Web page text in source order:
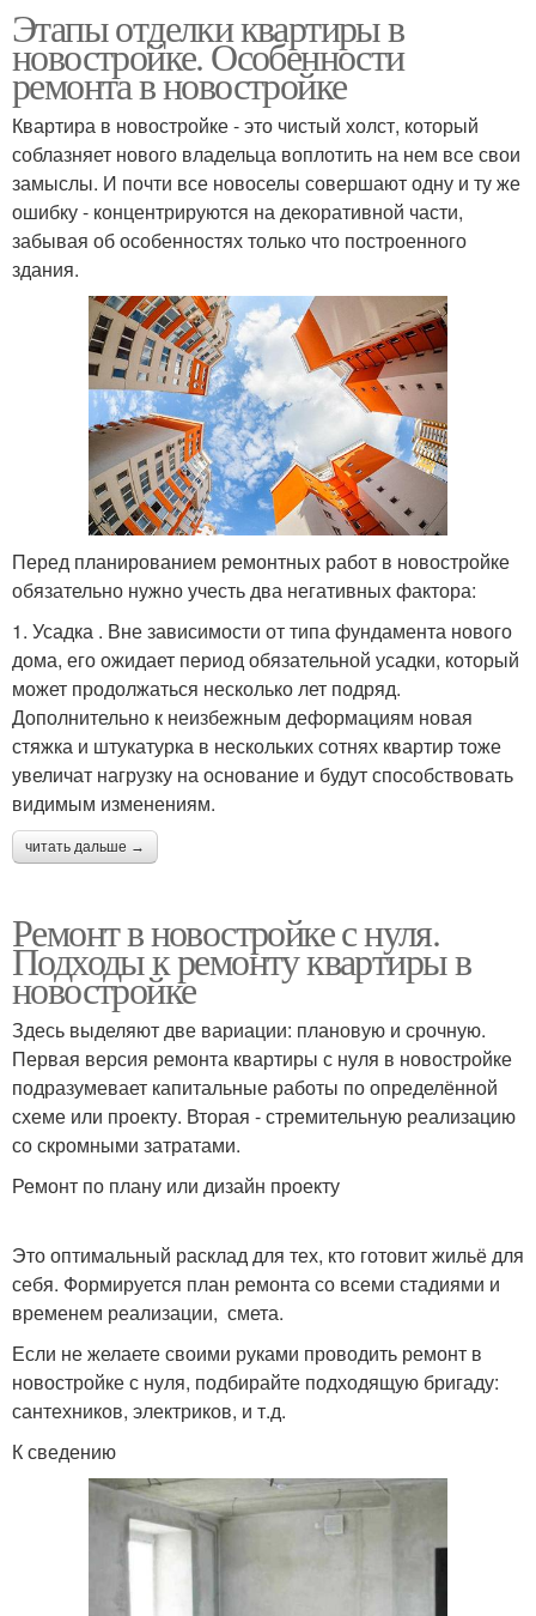
Этапы отделки квартиры в
новостройке. Особенности
ремонта в новостройке
Квартира в новостройке - это чистый холст, который
соблазняет нового владельца воплотить на нем все свои
замыслы. И почти все новоселы совершают одну и ту же
ошибку - концентрируются на декоративной части,
забывая об особенностях только что построенного
здания.
Перед планированием ремонтных работ в новостройке
обязательно нужно учесть два негативных фактора:
1. Усадка . Вне зависимости от типа фундамента нового
дома, его ожидает период обязательной усадки, который
может продолжаться несколько лет подряд.
Дополнительно к неизбежным деформациям новая
стяжка и штукатурка в нескольких сотнях квартир тоже
увеличат нагрузку на основание и будут способствовать
видимым изменениям.
читать дальше →
Ремонт в новостройке с нуля.
Подходы к ремонту квартиры в
новостройке
Здесь выделяют две вариации: плановую и срочную.
Первая версия ремонта квартиры с нуля в новостройке
подразумевает капитальные работы по определённой
схеме или проекту. Вторая - стремительную реализацию
со скромными затратами.
Ремонт по плану или дизайн проекту
Это оптимальный расклад для тех, кто готовит жильё для
себя. Формируется план ремонта со всеми стадиями и
временем реализации, смета.
Если не желаете своими руками проводить ремонт в
новостройке с нуля, подбирайте подходящую бригаду:
сантехников, электриков, и т.д.
К сведению